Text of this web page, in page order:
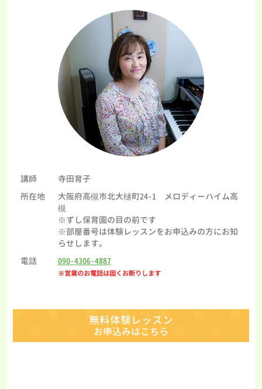
講師
寺田育子
所在地
大阪府高槻市北大樋町24-1 メロディーハイム高
槻
※ずし保育園の目の前です
※部屋番号は体験レッスンをお申込みの方にお知
らせします。
電話
090-4306-4887
※営業のお電話は固くお断りします
無料体験レッスン
お申込みはこちら